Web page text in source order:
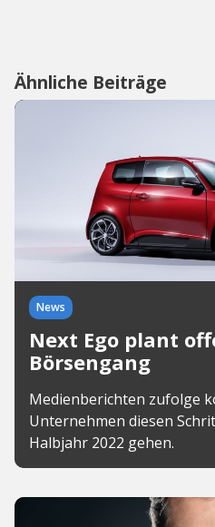
Ähnliche Beiträge
News
Next Ego plant
Börsengang
Medienberichten zufolge
Unternehmen diesen
Halbjahr 2022 gehen.